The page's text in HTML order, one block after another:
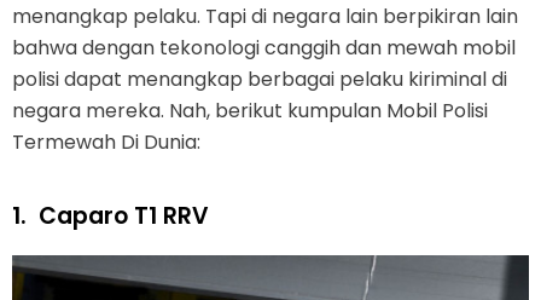
menangkap pelaku. Tapi di negara lain berpikiran lain
bahwa dengan tekonologi canggih dan mewah mobil
polisi dapat menangkap berbagai pelaku kiriminal di
negara mereka. Nah, berikut kumpulan Mobil Polisi
Termewah Di Dunia:
1. Caparo T1 RRV